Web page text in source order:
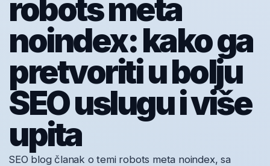
robots meta
noindex: kako ga
pretvoriti u bolju
SEO uslugu i više
upita
SEO blog članak o temi robots meta noindex, sa